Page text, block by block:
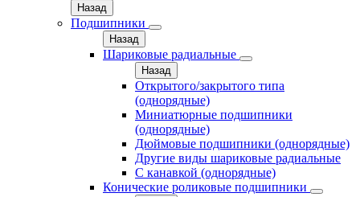
Назад
Подшипники
Назад
Шариковые радиальные
Назад
Открытого/закрытого типа
(однорядные)
Миниатюрные подшипники
(однорядные)
Дюймовые подшипники (однорядные)
Другие виды шариковые радиальные
С канавкой (однорядные)
Конические роликовые подшипники